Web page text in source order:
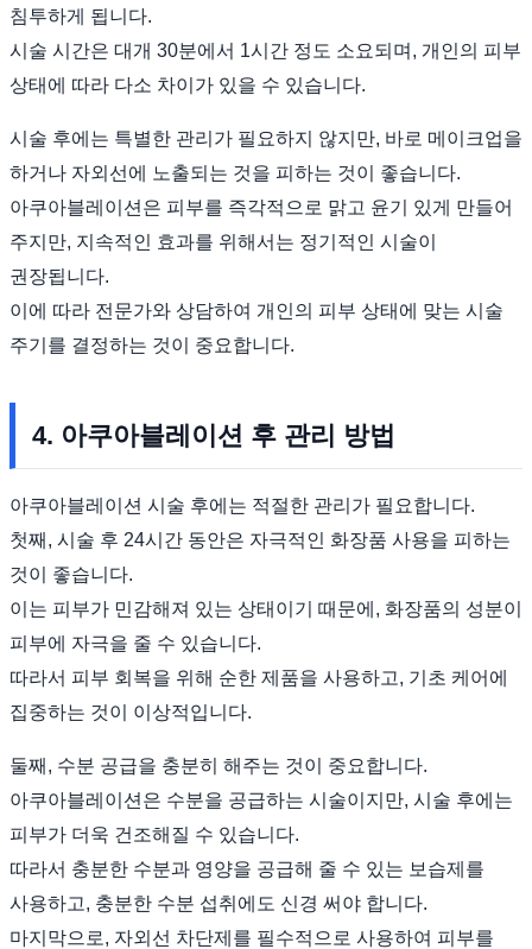
침투하게 됩니다.
시술 시간은 대개 30분에서 1시간 정도 소요되며, 개인의 피부
상태에 따라 다소 차이가 있을 수 있습니다.
시술 후에는 특별한 관리가 필요하지 않지만, 바로 메이크업을
하거나 자외선에 노출되는 것을 피하는 것이 좋습니다.
아쿠아블레이션은 피부를 즉각적으로 맑고 윤기 있게 만들어
주지만, 지속적인 효과를 위해서는 정기적인 시술이
권장됩니다.
이에 따라 전문가와 상담하여 개인의 피부 상태에 맞는 시술
주기를 결정하는 것이 중요합니다.
4. 아쿠아블레이션 후 관리 방법
아쿠아블레이션 시술 후에는 적절한 관리가 필요합니다.
첫째, 시술 후 24시간 동안은 자극적인 화장품 사용을 피하는
것이 좋습니다.
이는 피부가 민감해져 있는 상태이기 때문에, 화장품의 성분이
피부에 자극을 줄 수 있습니다.
따라서 피부 회복을 위해 순한 제품을 사용하고, 기초 케어에
집중하는 것이 이상적입니다.
둘째, 수분 공급을 충분히 해주는 것이 중요합니다.
아쿠아블레이션은 수분을 공급하는 시술이지만, 시술 후에는
피부가 더욱 건조해질 수 있습니다.
따라서 충분한 수분과 영양을 공급해 줄 수 있는 보습제를
사용하고, 충분한 수분 섭취에도 신경 써야 합니다.
마지막으로, 자외선 차단제를 필수적으로 사용하여 피부를